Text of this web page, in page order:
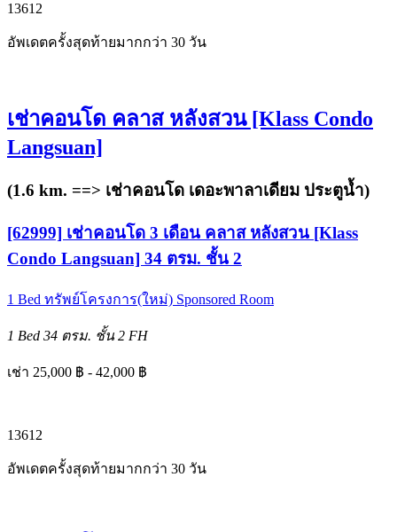
13612
อัพเดตครั้งสุดท้ายมากกว่า 30 วัน
เช่าคอนโด คลาส หลังสวน [Klass Condo
Langsuan]
(1.6 km. ==> เช่าคอนโด เดอะพาลาเดียม ประตูน้ำ)
[62999] เช่าคอนโด 3 เดือน คลาส หลังสวน [Klass
Condo Langsuan] 34 ตรม. ชั้น 2
1 Bed ทรัพย์โครงการ(ใหม่) Sponsored Room
1 Bed 34 ตรม. ชั้น 2 FH
เช่า 25,000 ฿ - 42,000 ฿
13612
อัพเดตครั้งสุดท้ายมากกว่า 30 วัน